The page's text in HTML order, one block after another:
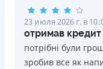
23 июля 2026 г. в
отримав
потрібні були
зробив все як